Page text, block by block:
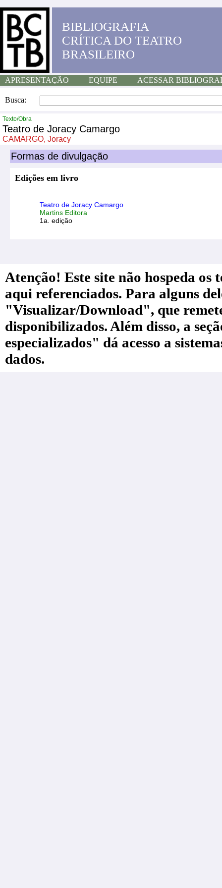
BIBLIOGRAFIA
CRÍTICA DO TEATRO
BRASILEIRO
APRESENTAÇÃO EQUIPE ACESSAR
Busca:
Texto/Obra
Teatro de Joracy Camargo
CAMARGO, Joracy
Formas de divulgação
Edições em livro
Teatro de Joracy Camargo
Martins Editora
1a. edição
Atenção! Este site não hospeda
aqui referenciados. Para alguns
"Visualizar/Download", que
disponibilizados. Além disso, a
especializados" dá acesso a
dados.